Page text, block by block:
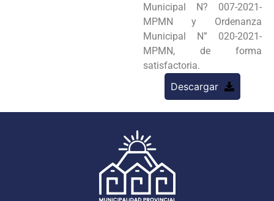
Municipal N? 007-2021-
MPMN y Ordenanza
Municipal N” 020-2021-
MPMN, de forma
satisfactoria.
Descargar